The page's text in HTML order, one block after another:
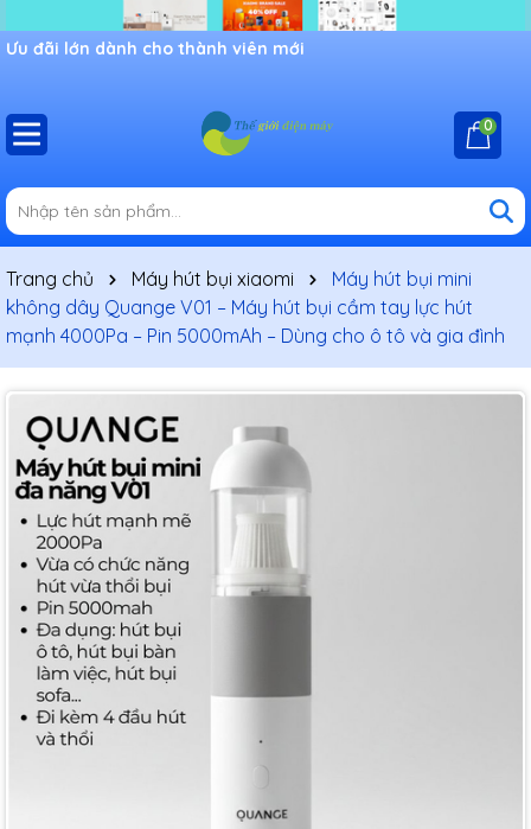
Ưu đãi lớn dành cho thành viên mới
0
Trang chủ Máy hút bụi xiaomi
Máy hút bụi mini
không dây Quange V01 – Máy hút bụi cầm tay lực hút
mạnh 4000Pa – Pin 5000mAh – Dùng cho ô tô và gia đình